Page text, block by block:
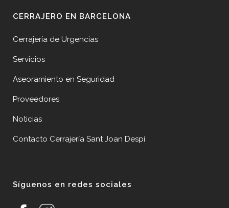
CERRAJERO EN BARCELONA
Cerrajería de Urgencias
Servicios
Aseoramiento en Seguridad
Proveedores
Noticias
Contacto Cerrajería Sant Joan Despí
Síguenos en redes sociales